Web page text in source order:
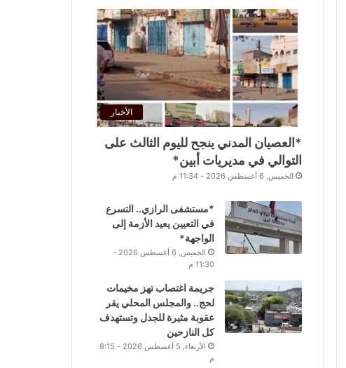
الأخبار
*العصيان المدني ينجح لليوم الثالث على
التوالي في مديريات أبين*
الخميس, 6 أغسطس 2026 - 11:34 م
*مستشفى الرازي.. التسرع
في التعيين يعيد الأزمة إلى
الواجهة*
الخميس, 6 أغسطس 2026 -
11:30 م
جريمة اغتصاب تهز مخيمات
لحج.. والمجلس المحلي يقر
عقوبة مثيرة للجدل وتستهدف
كل النازحين
الأربعاء, 5 أغسطس 2026 - 8:15
م